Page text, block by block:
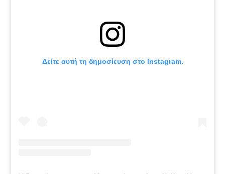
Δείτε αυτή τη δημοσίευση στο Instagram.